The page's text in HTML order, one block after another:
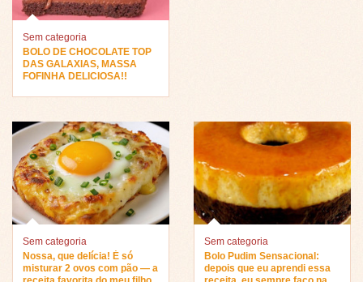
Sem categoria
BOLO DE CHOCOLATE TOP
DAS GALAXIAS, MASSA
FOFINHA DELICIOSA!!
Sem categoria
Nossa, que delícia! É só
misturar 2 ovos com pão — a
Sem categoria
Bolo Pudim Sensacional:
depois que eu aprendi essa